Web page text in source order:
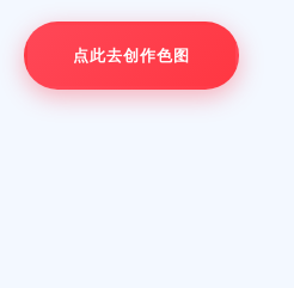
点此去创作色图